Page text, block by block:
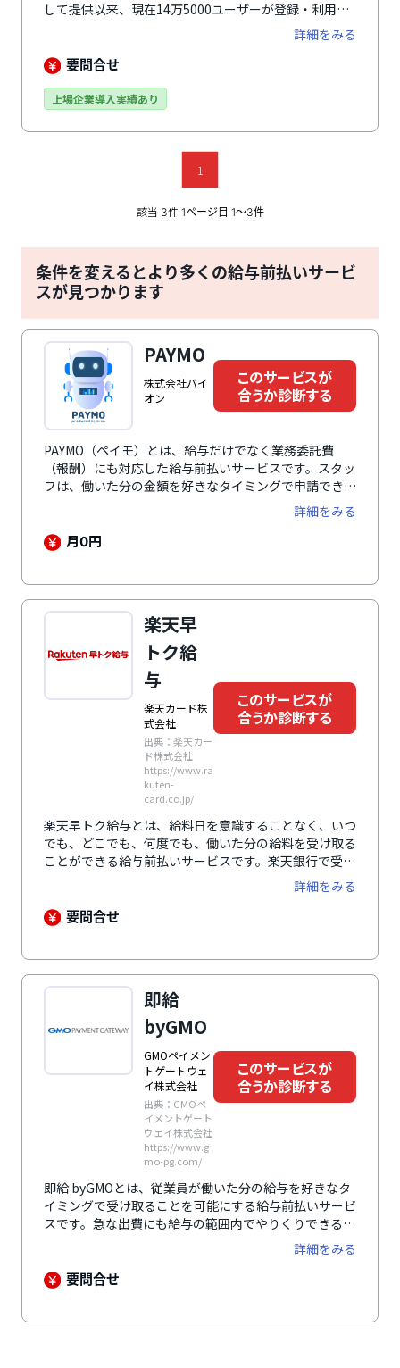
して提供以来、現在14万5000ユーザーが登録・利用し
ています。全国10万台以上あるATMから365日24時間、
給与を受け渡せる特許を取得しており、給与支払いの原
則を遵守したクリアなサービスとして、多数の上場企業
ことで前払い可能な給料額を自動算出するほか、独自の
インで完結。本人確認手続きの工数を削減するだけでな
く、従業員の利便性アップも実現しています。
詳細をみる
要問合せ
上場企業導入実績あり
1
該当 3件 1ページ目 1〜3件
条件を変えるとより多くの給与前払いサービ
スが見つかります
PAYMO
株式会社バイ
オン
このサービスが
合うか診断する
PAYMO（ペイモ）とは、給与だけでなく業務委託費
（報酬）にも対応した給与前払いサービスです。スタッ
フは、働いた分の金額を好きなタイミングで申請でき、
24時間365日ほぼリアルタイムで口座に入金されます。
導入にあたって初期費用・月額費用など企業負担は一切
ありません。さらに、立替払いと直接払いのどちらにも
詳細をみる
月0円
楽天早
トク給
与
楽天カード株
式会社
出典：楽天カー
ド株式会社
https://www.ra
kuten-
card.co.jp/
このサービスが
合うか診断する
楽天早トク給与とは、給料日を意識することなく、いつ
でも、どこでも、何度でも、働いた分の給料を受け取る
ことができる給与前払いサービスです。楽天銀行で受け
取れば、給料と一緒に楽天ポイントももらうことができ
るほか、振込手数料もかかりません。もちろん、楽天銀
行以外の銀行口座でも受け取り可能です。「立替型」や
導入・運用に際して企業や従業員をサポートするための
コールセンターを設置するなど、万全のフォロー体制を
詳細をみる
要問合せ
即給
byGMO
GMOペイメン
トゲートウェ
イ株式会社
出典：GMOペ
イメントゲート
ウェイ株式会社
https://www.g
mo-pg.com/
このサービスが
合うか診断する
即給 byGMOとは、従業員が働いた分の給与を好きなタ
イミングで受け取ることを可能にする給与前払いサービ
スです。急な出費にも給与の範囲内でやりくりできるた
め、従業員の健全な資産形成を促すことができます。給
与前払いサービスの導入により、求職者の目にも止まり
やすくなるため、応募数の増加につながります。さらに
詳細をみる
要問合せ